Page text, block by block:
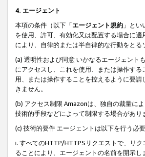
4. エージェント
本項の条件（以下「エージェント規約 」と
を使用、許可、有効化又は配置する場合に
により、自律的または半自律的な行動をと
(a) 透明性および同意 いかなるエージェント
にアクセスし、これを使用、または操作す
用、または操作することを控えるように要
きません。
(b) アクセス制限 Amazonは、独自の裁量に
技術的手段などによって制限する場合があり
(c) 技術的要件 エージェントは以下を行う必要
i. すべてのHTTP/HTTPSリクエストで、リ
ることにより、エージェントの名前を開示し